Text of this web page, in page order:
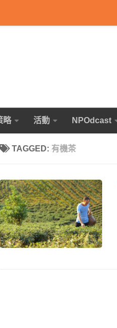
略 活動 NPOdcast
TAGGED: 有機茶